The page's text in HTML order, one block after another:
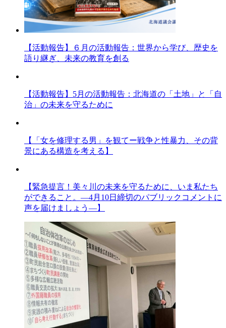
【活動報告】６月の活動報告：世界から学び、歴史を
語り継ぎ、未来の教育を創る
【活動報告】5月の活動報告：北海道の「土地」と「自
治」の未来を守るために
【「女を修理する男」を観てー戦争と性暴力、その背
景にある構造を考える】
【緊急提言！美々川の未来を守るために、いま私たち
ができること。―4月10日締切のパブリックコメントに
声を届けましょう―】